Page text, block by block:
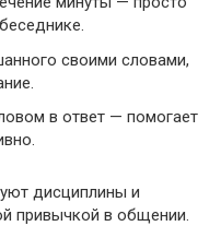
своими словами,
в ответ — помогает
дисциплины и
привычкой в общении.